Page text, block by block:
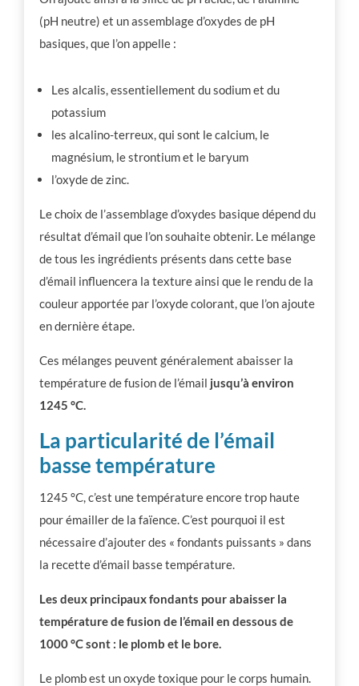
(pH neutre) et un assemblage d’oxydes de pH
basiques, que l’on appelle :
Les alcalis, essentiellement du sodium et du
potassium
les alcalino-terreux, qui sont le calcium, le
magnésium, le strontium et le baryum
l’oxyde de zinc.
Le choix de l’assemblage d’oxydes basique dépend du
résultat d’émail que l’on souhaite obtenir. Le mélange
de tous les ingrédients présents dans cette base
d’émail influencera la texture ainsi que le rendu de la
couleur apportée par l’oxyde colorant, que l’on ajoute
en dernière étape.
Ces mélanges peuvent généralement abaisser la
température de fusion de l’émail jusqu’à environ
1245 °C.
La particularité de l’émail
basse température
1245 °C, c’est une température encore trop haute
pour émailler de la faïence. C’est pourquoi il est
nécessaire d’ajouter des « fondants puissants » dans
la recette d’émail basse température.
Les deux principaux fondants pour abaisser la
température de fusion de l’émail en dessous de
1000 °C sont : le plomb et le bore.
Le plomb est un oxyde toxique pour le corps humain.